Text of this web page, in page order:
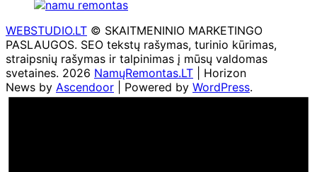
WEBSTUDIO.LT © SKAITMENINIO MARKETINGO
PASLAUGOS. SEO tekstų rašymas, turinio kūrimas,
straipsnių rašymas ir talpinimas į mūsų valdomas
svetaines. 2026 NamųRemontas.LT | Horizon
News by Ascendoor | Powered by WordPress.